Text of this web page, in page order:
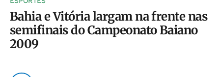
Bahia e Vitória largam na frente nas
semifinais do Campeonato Baiano
2009